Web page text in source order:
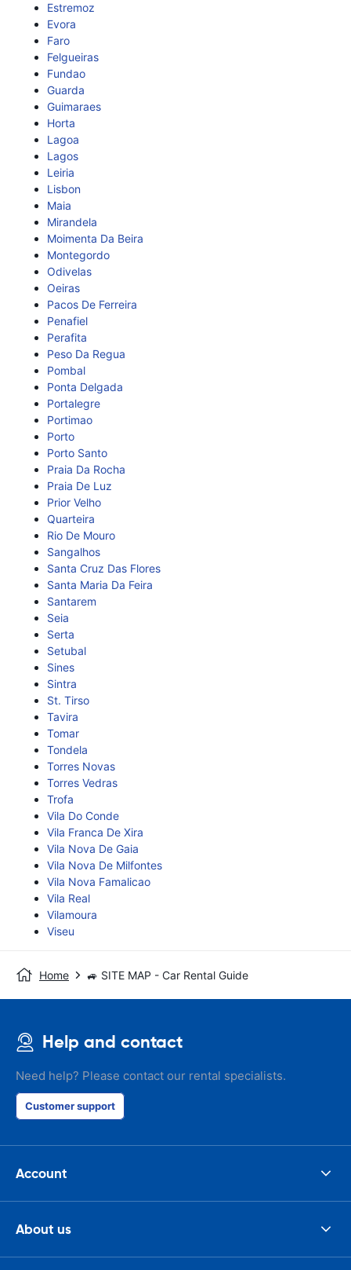
Estremoz
Evora
Faro
Felgueiras
Fundao
Guarda
Guimaraes
Horta
Lagoa
Lagos
Leiria
Lisbon
Maia
Mirandela
Moimenta Da Beira
Montegordo
Odivelas
Oeiras
Pacos De Ferreira
Penafiel
Perafita
Peso Da Regua
Pombal
Ponta Delgada
Portalegre
Portimao
Porto
Porto Santo
Praia Da Rocha
Praia De Luz
Prior Velho
Quarteira
Rio De Mouro
Sangalhos
Santa Cruz Das Flores
Santa Maria Da Feira
Santarem
Seia
Serta
Setubal
Sines
Sintra
St. Tirso
Tavira
Tomar
Tondela
Torres Novas
Torres Vedras
Trofa
Vila Do Conde
Vila Franca De Xira
Vila Nova De Gaia
Vila Nova De Milfontes
Vila Nova Famalicao
Vila Real
Vilamoura
Viseu
Home 🚙 SITE MAP - Car Rental Guide
Help and contact
Need help? Please contact our rental specialists.
Customer support
Account
About us